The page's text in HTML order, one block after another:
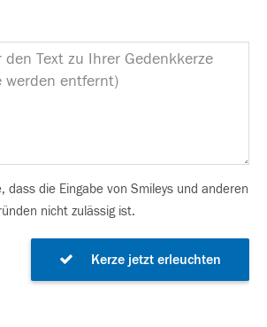
dass die Eingabe von Smileys und anderen
nicht zulässig ist.
Kerze jetzt erleuchten